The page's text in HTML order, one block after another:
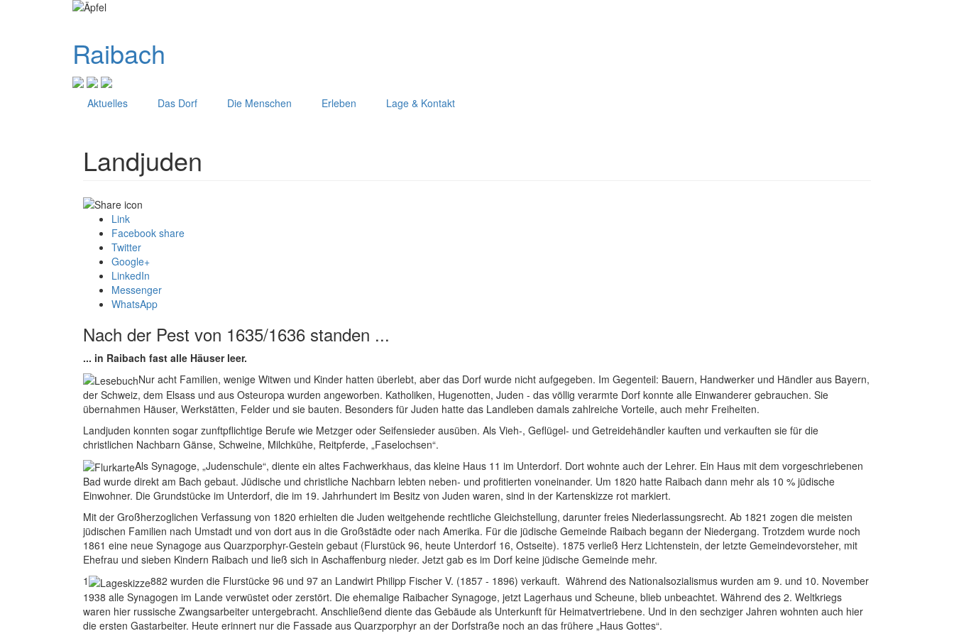
Raibach
Aktuelles Das Dorf Die Menschen Erleben Lage & Kontakt
Landjuden
Link
Facebook share
Twitter
Google+
LinkedIn
Messenger
WhatsApp
Nach der Pest von 1635/1636 standen ...
... in Raibach fast alle Häuser leer.
Nur acht Familien, wenige Witwen und Kinder hatten überlebt, aber das Dorf wurde nicht aufgegeben. Im Gegenteil: Bauern, Handwerker und Händler aus Bayern,
der Schweiz, dem Elsass und aus Osteuropa wurden angeworben. Katholiken, Hugenotten, Juden - das völlig verarmte Dorf konnte alle Einwanderer gebrauchen. Sie
übernahmen Häuser, Werkstätten, Felder und sie bauten. Besonders für Juden hatte das Landleben damals zahlreiche Vorteile, auch mehr Freiheiten.
Landjuden konnten sogar zunftpflichtige Berufe wie Metzger oder Seifensieder ausüben. Als Vieh-, Geflügel- und Getreidehändler kauften und verkauften sie für die
christlichen Nachbarn Gänse, Schweine, Milchkühe, Reitpferde, „Faselochsen“.
Als Synagoge, „Judenschule“, diente ein altes Fachwerkhaus, das kleine Haus 11 im Unterdorf. Dort wohnte auch der Lehrer. Ein Haus mit dem vorgeschriebenen
Bad wurde direkt am Bach gebaut. Jüdische und christliche Nachbarn lebten neben- und profitierten voneinander. Um 1820 hatte Raibach dann mehr als 10 % jüdische
Einwohner. Die Grundstücke im Unterdorf, die im 19. Jahrhundert im Besitz von Juden waren, sind in der Kartenskizze rot markiert.
Mit der Großherzoglichen Verfassung von 1820 erhielten die Juden weitgehende rechtliche Gleichstellung, darunter freies Niederlassungsrecht. Ab 1821 zogen die meisten
jüdischen Familien nach Umstadt und von dort aus in die Großstädte oder nach Amerika. Für die jüdische Gemeinde Raibach begann der Niedergang. Trotzdem wurde noch
1861 eine neue Synagoge aus Quarzporphyr-Gestein gebaut (Flurstück 96, heute Unterdorf 16, Ostseite). 1875 verließ Herz Lichtenstein, der letzte Gemeindevorsteher, mit
Ehefrau und sieben Kindern Raibach und ließ sich in Aschaffenburg nieder. Jetzt gab es im Dorf keine jüdische Gemeinde mehr.
1
882 wurden die Flurstücke 96 und 97 an Landwirt Philipp Fischer V. (1857 - 1896) verkauft. Während des Nationalsozialismus wurden am 9. und 10. November
1938 alle Synagogen im Lande verwüstet oder zerstört. Die ehemalige Raibacher Synagoge, jetzt Lagerhaus und Scheune, blieb unbeachtet. Während des 2. Weltkriegs
waren hier russische Zwangsarbeiter untergebracht. Anschließend diente das Gebäude als Unterkunft für Heimatvertriebene. Und in den sechziger Jahren wohnten auch hier
die ersten Gastarbeiter. Heute erinnert nur die Fassade aus Quarzporphyr an der Dorfstraße noch an das frühere „Haus Gottes“.